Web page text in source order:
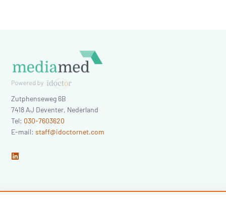
Zutphenseweg 6B
7418 AJ Deventer, Nederland
Tel: 030-7603620
E-mail:staff@idoctornet.com